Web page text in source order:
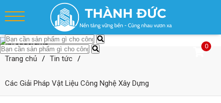
0
Trang chủ / Tin tức /
Các Giải Pháp Vật Liệu Công Nghệ Xây Dựng